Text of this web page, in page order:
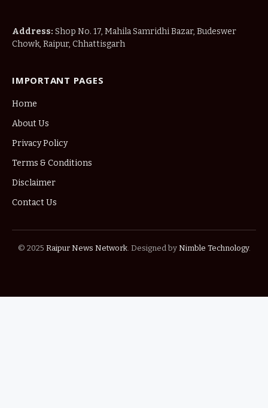
Address: Shop No. 17, Mahila Samridhi Bazar, Budeswer
Chowk, Raipur, Chhattisgarh
IMPORTANT PAGES
Home
About Us
Privacy Policy
Terms & Conditions
Disclaimer
Contact Us
© 2025 Raipur News Network. Designed by Nimble Technology.